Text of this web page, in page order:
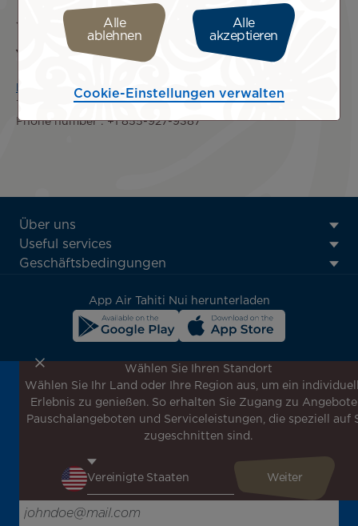
Jessie Salmon
Website host
PANTHEON
717 California Street, San Francisco, CA
Phone number : +1 855-927-9387
ATN:
Footer
menu
Über uns
Useful services
Geschäftsbedingungen
App Air Tahiti Nui herunterladen
Melden Sie sich für unseren Newsletter an, um die
neuesten Nachrichten zu erhalten!
Erhalten Sie unsere verschiedenen Sonderangebote und
Aktionen vor allen anderen, entdecken Sie unsere
inspirieren!
Bitte geben Sie hier Ihre E-Mail-Adresse ein
Wählen Sie Ihren Standort
Wählen Sie Ihr Land oder Ihre Region aus, um ein
Erlebnis zu genießen. So erhalten Sie Zugang zu
Pauschalangeboten und Serviceleistungen, die speziell auf
zugeschnitten sind.
Alle
ablehnen
Alle
akzeptieren
Cookie-Einstellungen verwalten